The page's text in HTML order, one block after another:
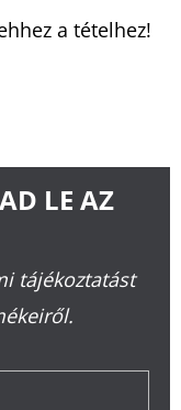
a tételhez!
LE AZ
tájékoztatást